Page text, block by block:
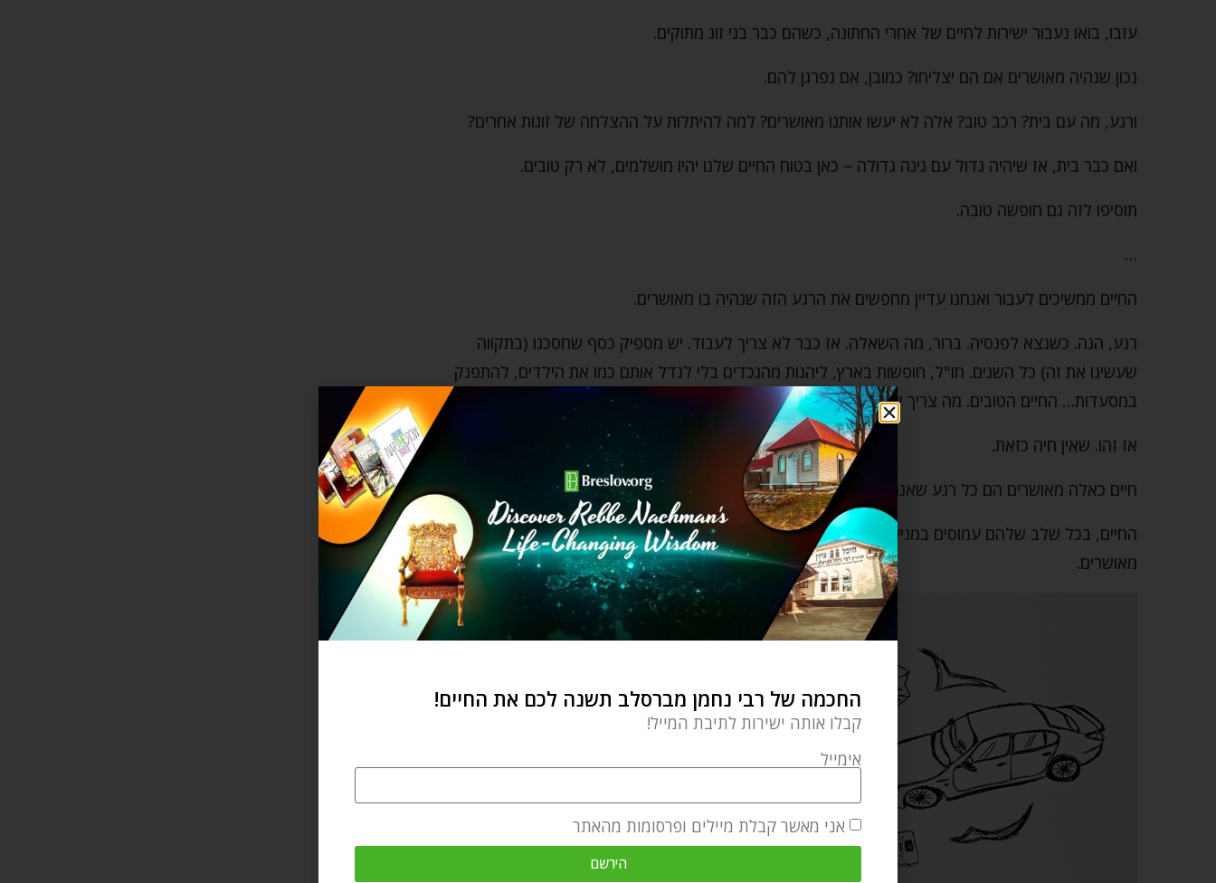
עזבו, בואו נעבור ישירות לחיים של אחרי החתונה, כשהם כבר בני זוג מתוקים.
נכון שנהיה מאושרים אם הם יצליחו? כמובן, אם נפרגן להם.
ורגע, מה עם בית? רכב טוב? אלה לא יעשו אותנו מאושרים? למה להיתלות על ההצלחה של זוגות אחרים?
ואם כבר בית, אז שיהיה גדול עם גינה גדולה – כאן בטוח החיים שלנו יהיו מושלמים, לא רק טובים.
תוסיפו לזה גם חופשה טובה.
…
החיים ממשיכים לעבור ואנחנו עדיין מחפשים את הרגע הזה שנהיה בו מאושרים.
רגע, הנה. כשנצא לפנסיה. ברור, מה השאלה. אז כבר לא צריך לעבוד. יש מספיק כסף שחסכנו (בתקווה
שעשינו את זה) כל השנים. חו"ל, חופשות בארץ, ליהנות מהנכדים בלי לגדל אותם כמו את הילדים, להתפנק
במסעדות… החיים הטובים. מה צריך יותר.
אז זהו. שאין חיה כזאת.
חיים כאלה מאושרים הם כל רגע שאנחנו חווים. זה הכאן והעכשיו! כי אם לא עכשיו אז אימתי?!?
החיים, בכל שלב שלהם עמוסים במניעות, מכשולים ואתגרים. ואם נקבל את זה בלי להתמרמר אז בוודאי שנהיה
מאושרים.
החכמה של רבי נחמן מברסלב תשנה לכם את החיים!
קבלו אותה ישירות לתיבת המייל!
אימייל
אני מאשר קבלת מיילים ופרסומות מהאתר
הירשם